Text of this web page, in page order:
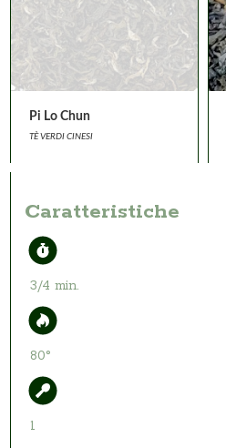
Pi Lo Chun
TÈ VERDI CINESI
Caratteristiche
3/4 min.
80°
1